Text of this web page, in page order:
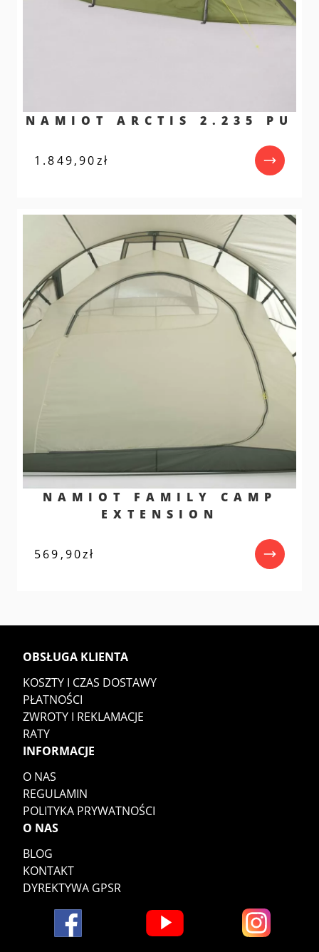
NAMIOT ARCTIS 2.235 PU
1.849,90zł
NAMIOT FAMILY CAMP
EXTENSION
569,90zł
OBSŁUGA KLIENTA
KOSZTY I CZAS DOSTAWY
PŁATNOŚCI
ZWROTY I REKLAMACJE
RATY
INFORMACJE
O NAS
REGULAMIN
POLITYKA PRYWATNOŚCI
O NAS
BLOG
KONTAKT
DYREKTYWA GPSR